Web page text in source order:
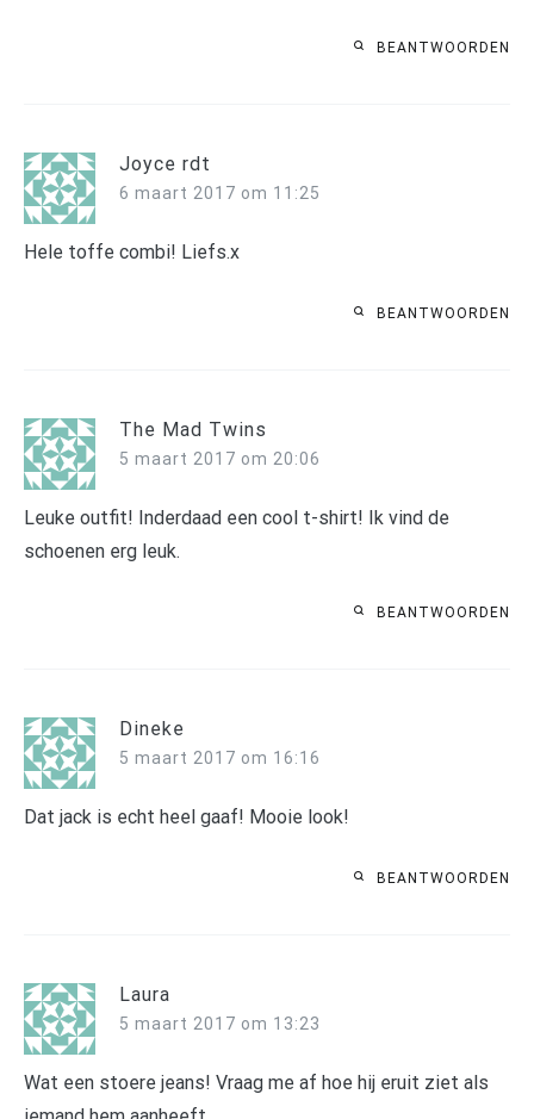
BEANTWOORDEN
Joyce rdt
6 maart 2017 om 11:25
Hele toffe combi! Liefs.x
BEANTWOORDEN
The Mad Twins
5 maart 2017 om 20:06
Leuke outfit! Inderdaad een cool t-shirt! Ik vind de
schoenen erg leuk.
BEANTWOORDEN
Dineke
5 maart 2017 om 16:16
Dat jack is echt heel gaaf! Mooie look!
BEANTWOORDEN
Laura
5 maart 2017 om 13:23
Wat een stoere jeans! Vraag me af hoe hij eruit ziet als